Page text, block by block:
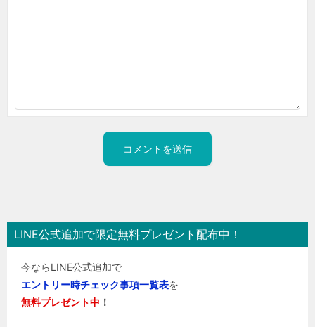
LINE公式追加で限定無料プレゼント配布中！
今ならLINE公式追加で
エントリー時チェック事項一覧表を
無料プレゼント中 ！